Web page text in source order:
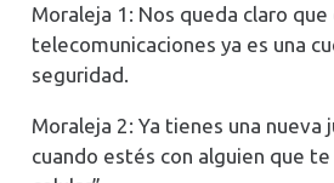
Moraleja 1: Nos queda claro que
telecomunicaciones ya es una
seguridad.
Moraleja 2: Ya tienes una nueva
cuando estés con alguien que